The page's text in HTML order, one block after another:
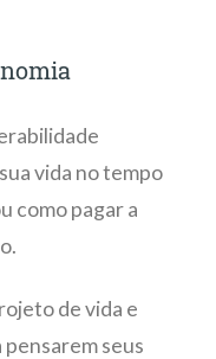
vida no tempo
como pagar a
de vida e
pensarem seus